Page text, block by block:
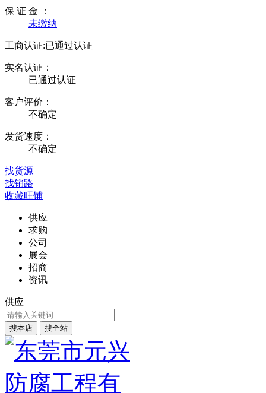
保 证 金 ：
未缴纳
工商认证:已通过认证
实名认证：
已通过认证
客户评价：
不确定
发货速度：
不确定
找货源
找销路
收藏旺铺
供应
求购
公司
展会
招商
资讯
供应